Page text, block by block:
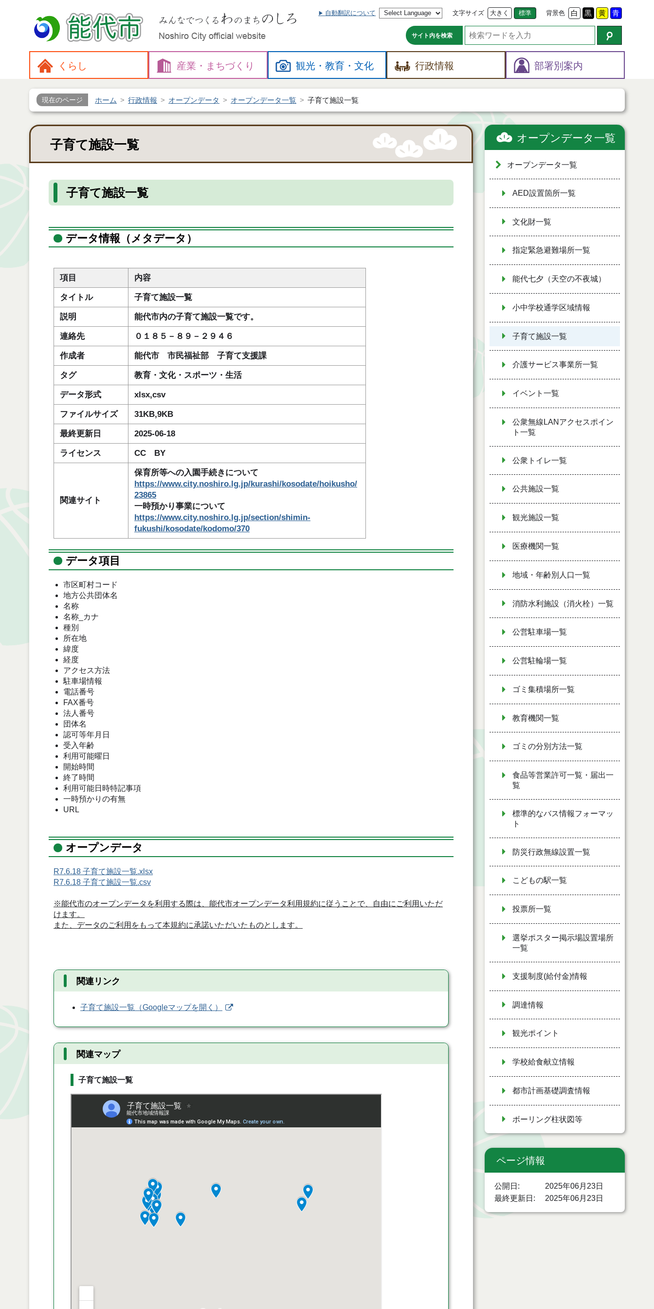
自動翻訳について 文字サイズ 大きく 標準 背景色 白 黒 黄 青
サイト内を検索
くらし 産業・ まちづくり 観光・教育・文化 行政情報 部署別案内
現在のページ ホーム 行政情報 オープンデータ オープンデータ一覧 子育て施設一覧
子育て施設一覧
子育て施設一覧
データ情報（メタデータ）
項目 内容
タイトル 子育て施設一覧
説明 能代市内の子育て施設一覧です。
連絡先 ０１８５－８９－２９４６
作成者 能代市 市民福祉部 子育て支援課
タグ 教育・文化・スポーツ・生活
データ形式 xlsx,csv
ファイルサイズ 31KB,9KB
最終更新日 2025-06-18
ライセンス CC BY
関連サイト
保育所等への入園手続きについて
https://www.city.noshiro.lg.jp/kurashi/kosodate/hoikusho/
23865
一時預かり事業について
https://www.city.noshiro.lg.jp/section/shimin-
fukushi/kosodate/kodomo/370
データ項目
市区町村コード
地方公共団体名
名称
名称_カナ
種別
所在地
緯度
経度
アクセス方法
駐車場情報
電話番号
FAX番号
法人番号
団体名
認可等年月日
受入年齢
利用可能曜日
開始時間
終了時間
利用可能日時特記事項
一時預かりの有無
URL
オープンデータ
R7.6.18 子育て施設一覧.xlsx
R7.6.18 子育て施設一覧.csv
※能代市のオープンデータを利用する際は、能代市オープンデータ利用規約に従うことで、自由にご利用いただ
けます。
また、データのご利用をもって本規約に承諾いただいたものとします。
関連リンク
子育て施設一覧（Googleマップを開く）
関連マップ
子育て施設一覧
オープンデータ一覧
オープンデータ一覧
AED設置箇所一覧
文化財一覧
指定緊急避難場所一覧
能代七夕（天空の不夜城）
小中学校通学区域情報
子育て施設一覧
介護サービス事業所一覧
イベント一覧
公衆無線LANアクセスポイン
ト一覧
公衆トイレ一覧
公共施設一覧
観光施設一覧
医療機関一覧
地域・年齢別人口一覧
消防水利施設（消火栓）一覧
公営駐車場一覧
公営駐輪場一覧
ゴミ集積場所一覧
教育機関一覧
ゴミの分別方法一覧
食品等営業許可一覧・届出一
覧
標準的なバス情報フォーマッ
ト
防災行政無線設置一覧
こどもの駅一覧
投票所一覧
選挙ポスター掲示場設置場所
一覧
支援制度(給付金)情報
調達情報
観光ポイント
学校給食献立情報
都市計画基礎調査情報
ボーリング柱状図等
ページ情報
公開日
2025年06月23日
最終更新日
2025年06月23日